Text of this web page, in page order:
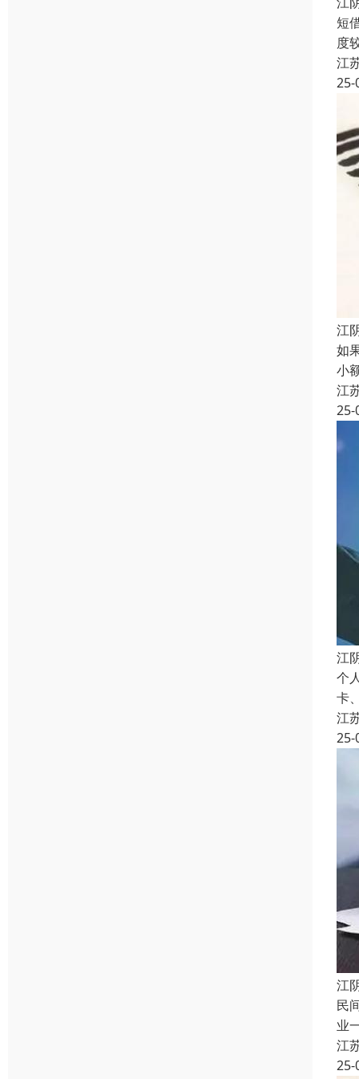
短
度
江
25-
江
如
小
江
25-
江
个
卡
江
25-
江
民
业
江
25-